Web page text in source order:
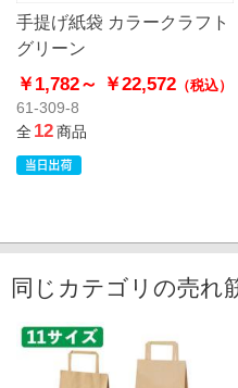
手提げ紙袋 カラークラフト
グリーン
￥1,782～ ￥22,572 （税込）
61-309-8
全12商品
同じカテゴリの売れ